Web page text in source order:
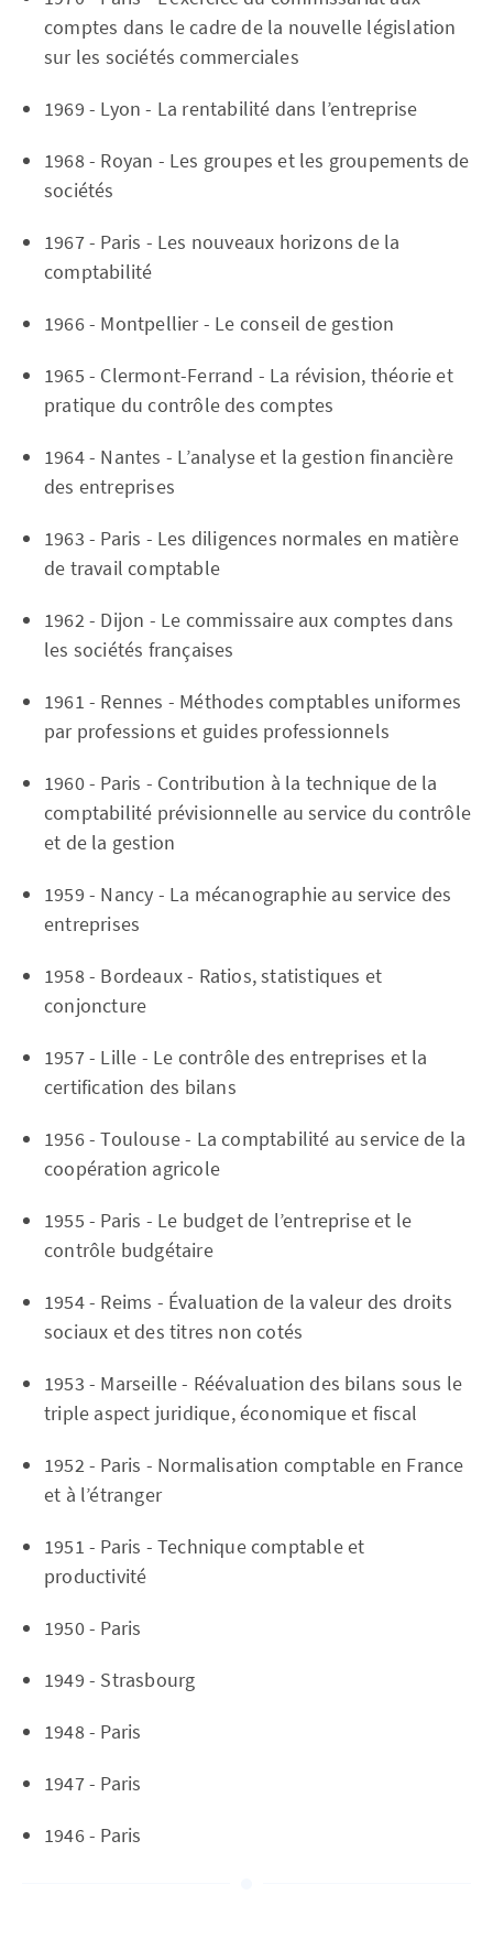
comptes dans le cadre de la nouvelle législation
sur les sociétés commerciales
1969 - Lyon - La rentabilité dans l’entreprise
1968 - Royan - Les groupes et les groupements de
sociétés
1967 - Paris - Les nouveaux horizons de la
comptabilité
1966 - Montpellier - Le conseil de gestion
1965 - Clermont-Ferrand - La révision, théorie et
pratique du contrôle des comptes
1964 - Nantes - L’analyse et la gestion financière
des entreprises
1963 - Paris - Les diligences normales en matière
de travail comptable
1962 - Dijon - Le commissaire aux comptes dans
les sociétés françaises
1961 - Rennes - Méthodes comptables uniformes
par professions et guides professionnels
1960 - Paris - Contribution à la technique de la
comptabilité prévisionnelle au service du contrôle
et de la gestion
1959 - Nancy - La mécanographie au service des
entreprises
1958 - Bordeaux - Ratios, statistiques et
conjoncture
1957 - Lille - Le contrôle des entreprises et la
certification des bilans
1956 - Toulouse - La comptabilité au service de la
coopération agricole
1955 - Paris - Le budget de l’entreprise et le
contrôle budgétaire
1954 - Reims - Évaluation de la valeur des droits
sociaux et des titres non cotés
1953 - Marseille - Réévaluation des bilans sous le
triple aspect juridique, économique et fiscal
1952 - Paris - Normalisation comptable en France
et à l’étranger
1951 - Paris - Technique comptable et
productivité
1950 - Paris
1949 - Strasbourg
1948 - Paris
1947 - Paris
1946 - Paris